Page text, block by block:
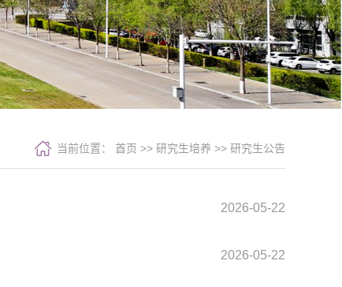
当前位置： 首页 >> 研究生培养 >> 研究生公告
2026-05-22
2026-05-22